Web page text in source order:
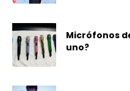
Micrófonos
uno?